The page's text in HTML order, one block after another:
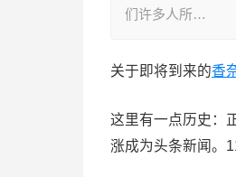
们许多人所…
关于即将到来的香
这里有一点历史：
涨成为头条新闻。